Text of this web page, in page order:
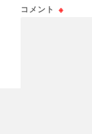
コメント ※